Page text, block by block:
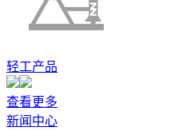
轻工产品
查看更多
新闻中心